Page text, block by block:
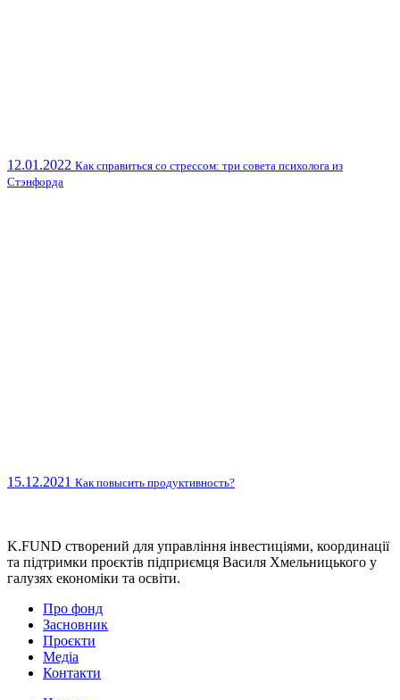
12.01.2022 Как справиться со стрессом: три совета психолога из
Стэнфорда
15.12.2021 Как повысить продуктивность?
K.FUND створений для управління інвестиціями, координації
та підтримки проєктів підприємця Василя Хмельницького у
галузях економіки та освіти.
Про фонд
Засновник
Проєкти
Медіа
Контакти